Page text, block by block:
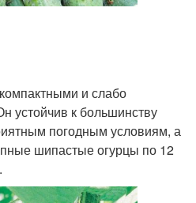
и слабо
устойчив к большинству
погодным условиям, а
шипастые огурцы по 12